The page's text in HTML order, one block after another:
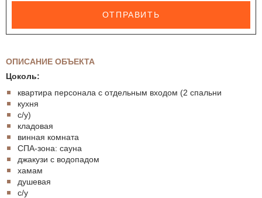
ОПИСАНИЕ ОБЪЕКТА
Цоколь:
квартира персонала с отдельным входом (2 спальни
кухня
с/у)
кладовая
винная комната
СПА-зона: сауна
джакузи с водопадом
хамам
душевая
с/у
ОТПРАВИТЬ